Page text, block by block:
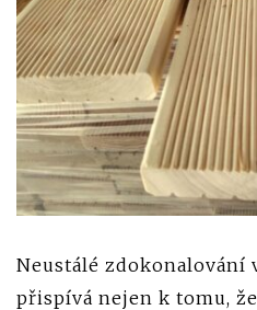
Neustálé zdokonalování
přispívá nejen k tomu,